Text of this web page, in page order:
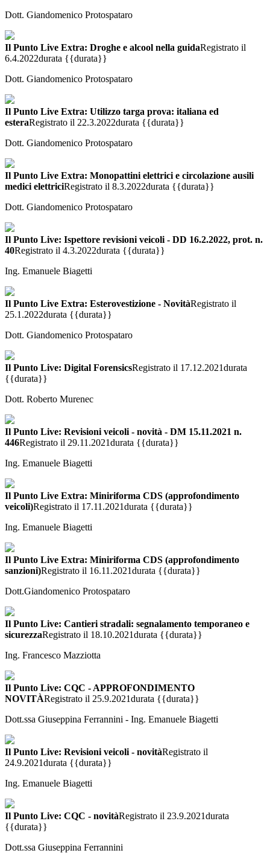
Dott. Giandomenico Protospataro
Il Punto Live Extra: Droghe e alcool nella guidaRegistrato il
6.4.2022durata {{durata}}
Dott. Giandomenico Protospataro
Il Punto Live Extra: Utilizzo targa prova: italiana ed
esteraRegistrato il 22.3.2022durata {{durata}}
Dott. Giandomenico Protospataro
Il Punto Live Extra: Monopattini elettrici e circolazione ausili
medici elettriciRegistrato il 8.3.2022durata {{durata}}
Dott. Giandomenico Protospataro
Il Punto Live: Ispettore revisioni veicoli - DD 16.2.2022, prot. n.
40Registrato il 4.3.2022durata {{durata}}
Ing. Emanuele Biagetti
Il Punto Live Extra: Esterovestizione - NovitàRegistrato il
25.1.2022durata {{durata}}
Dott. Giandomenico Protospataro
Il Punto Live: Digital ForensicsRegistrato il 17.12.2021durata
{{durata}}
Dott. Roberto Murenec
Il Punto Live: Revisioni veicoli - novità - DM 15.11.2021 n.
446Registrato il 29.11.2021durata {{durata}}
Ing. Emanuele Biagetti
Il Punto Live Extra: Miniriforma CDS (approfondimento
veicoli)Registrato il 17.11.2021durata {{durata}}
Ing. Emanuele Biagetti
Il Punto Live Extra: Miniriforma CDS (approfondimento
sanzioni)Registrato il 16.11.2021durata {{durata}}
Dott.Giandomenico Protospataro
Il Punto Live: Cantieri stradali: segnalamento temporaneo e
sicurezzaRegistrato il 18.10.2021durata {{durata}}
Ing. Francesco Mazziotta
Il Punto Live: CQC - APPROFONDIMENTO
NOVITÀRegistrato il 25.9.2021durata {{durata}}
Dott.ssa Giuseppina Ferrannini - Ing. Emanuele Biagetti
Il Punto Live: Revisioni veicoli - novitàRegistrato il
24.9.2021durata {{durata}}
Ing. Emanuele Biagetti
Il Punto Live: CQC - novitàRegistrato il 23.9.2021durata
{{durata}}
Dott.ssa Giuseppina Ferrannini